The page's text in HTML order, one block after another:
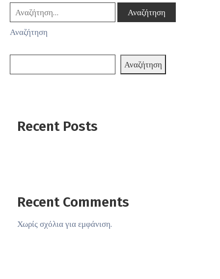
Αναζήτηση
Αναζήτηση
Recent Posts
Recent Comments
Χωρίς σχόλια για εμφάνιση.